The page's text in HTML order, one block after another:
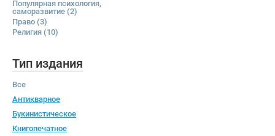
Популярная психология,
саморазвитие (2)
Право (3)
Религия (10)
Тип издания
Все
Антикварное
Букинистическое
Книгопечатное